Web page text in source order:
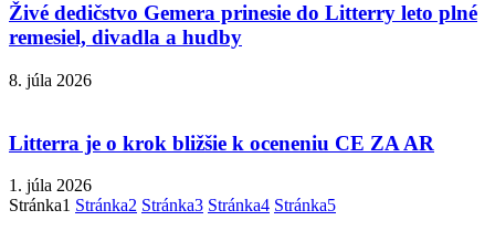
Živé dedičstvo Gemera prinesie do Litterry leto plné
remesiel, divadla a hudby
8. júla 2026
Litterra je o krok bližšie k oceneniu CE ZA AR
1. júla 2026
Stránka1 Stránka2 Stránka3 Stránka4 Stránka5